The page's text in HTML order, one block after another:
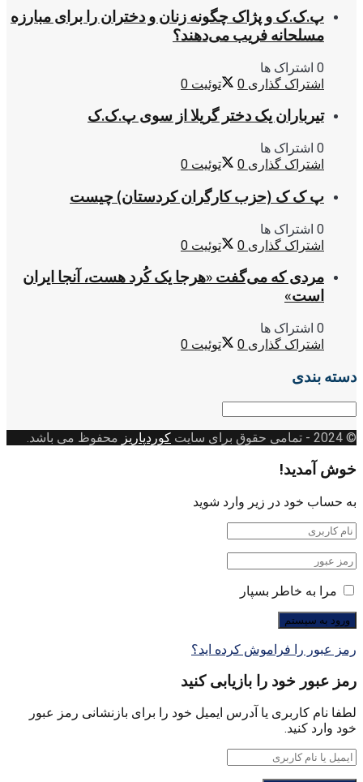
پ.ک.ک و پژاک چگونه زنان و دختران را برای مبارزه
مسلحانه فریب می‌دهند؟
0 اشتراک ها
اشتراک گذاری 0 توئیت 0
تیرباران یک دختر گریلا از سوی پ.ک.ک
0 اشتراک ها
اشتراک گذاری 0 توئیت 0
پ ک ک (حزب کارگران کردستان) چیست
0 اشتراک ها
اشتراک گذاری 0 توئیت 0
مردی که می‌گفت «هرجا یک کُرد هست، آنجا ایران
است»
0 اشتراک ها
اشتراک گذاری 0 توئیت 0
دسته بندی
© 2024
- تمامی حقوق برای سایت کوردپاریز محفوظ می باشد.
خوش آمدید!
به حساب خود در زیر وارد شوید
مرا به خاطر بسپار
رمز عبور را فراموش کرده اید؟
رمز عبور خود را بازیابی کنید
لطفا نام کاربری یا آدرس ایمیل خود را برای بازنشانی رمز عبور
خود وارد کنید.